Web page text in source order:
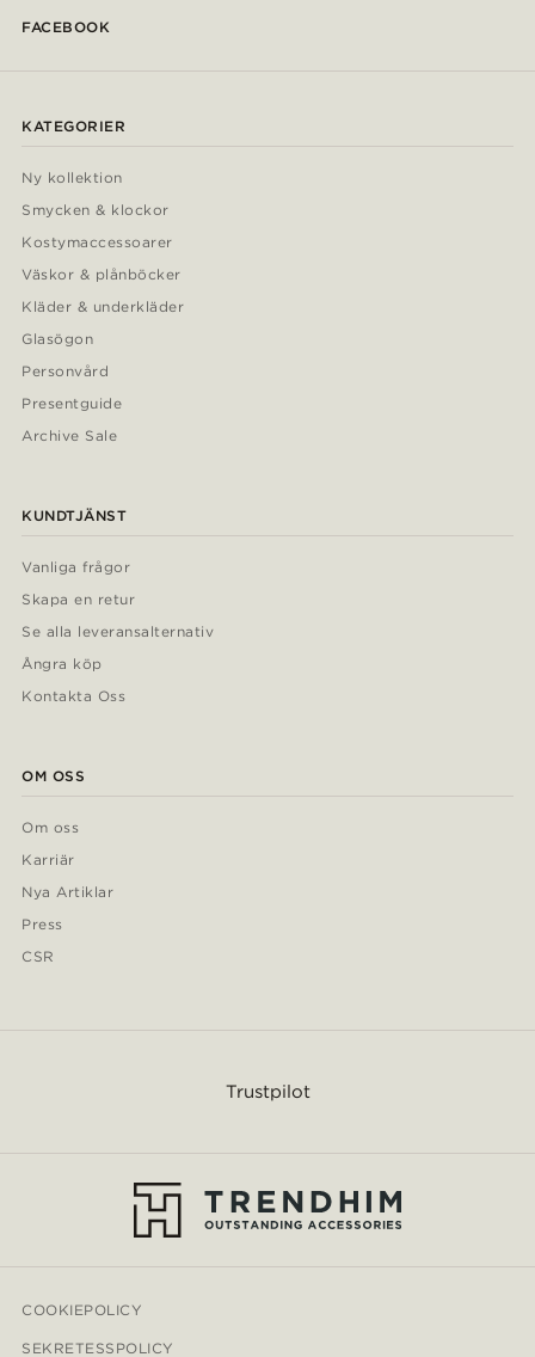
FACEBOOK
KATEGORIER
Ny kollektion
Smycken & klockor
Kostymaccessoarer
Väskor & plånböcker
Kläder & underkläder
Glasögon
Personvård
Presentguide
Archive Sale
KUNDTJÄNST
Vanliga frågor
Skapa en retur
Se alla leveransalternativ
Ångra köp
Kontakta Oss
OM OSS
Om oss
Karriär
Nya Artiklar
Press
CSR
Trustpilot
COOKIEPOLICY
SEKRETESSPOLICY